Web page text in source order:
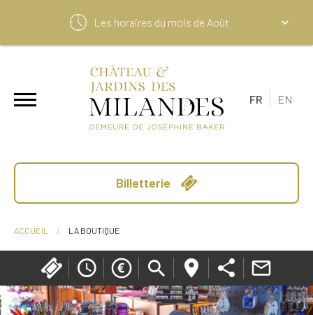
Les horaires du mois de Août
FR EN
Billetterie
ACCUEIL / LA BOUTIQUE